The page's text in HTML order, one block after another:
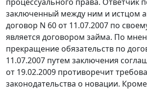
заключенный между ним и истцом
договор N 60 от 11.07.2007 по
является договором займа. По
прекращение обязательств по
11.07.2007 путем заключения
от 19.02.2009 противоречит
законодательства о новации.